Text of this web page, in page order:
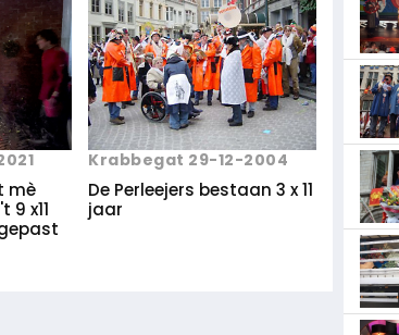
mè
x11
Krabbegat 29-12-2004
De Perleejers bestaan 3 x 11
jaar